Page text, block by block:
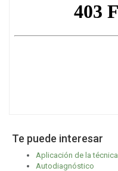
Te puede interesar
Aplicación de la técnica
Autodiagnóstico